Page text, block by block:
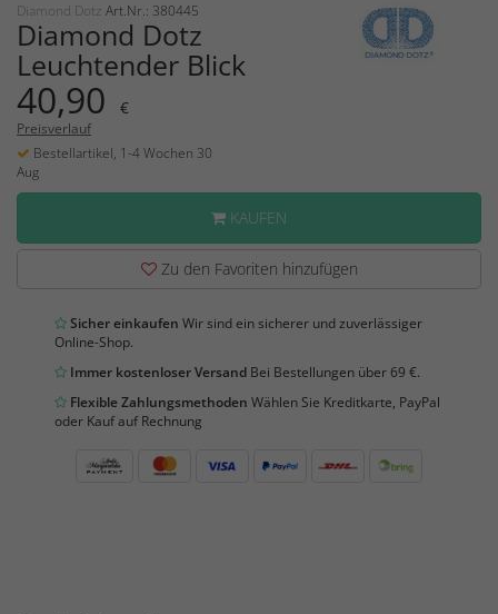
Diamond Dotz Art.Nr.: 380445
Diamond Dotz
Leuchtender Blick
40,90 €
Preisverlauf
Bestellartikel, 1-4 Wochen 30
Aug
KAUFEN
Zu den Favoriten hinzufügen
Sicher einkaufen Wir sind ein sicherer und zuverlässiger
Online-Shop.
Immer kostenloser Versand Bei Bestellungen über 69 €.
Flexible Zahlungsmethoden Wählen Sie Kreditkarte, PayPal
oder Kauf auf Rechnung